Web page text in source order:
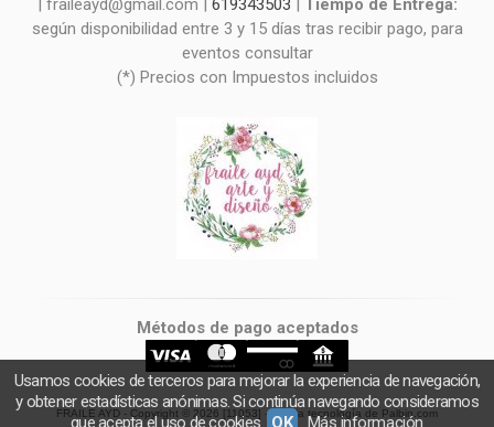
| fraileayd@gmail.com | 619343503
Tiempo de Entrega:
según disponibilidad entre 3 y 15 días tras recibir pago, para
eventos consultar
(*) Precios con Impuestos incluidos
Métodos de pago aceptados
FRAILE AYD - Copyright © 2026 [11053] - Con la tecnología de Palbin.com
Usamos cookies de terceros para mejorar la experiencia de navegación,
y obtener estadísticas anónimas. Si continúa navegando consideramos
que acepta el uso de cookies.
OK Más información